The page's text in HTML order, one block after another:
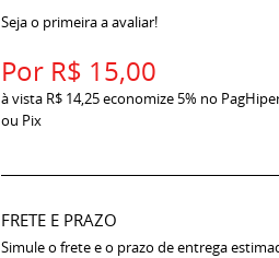
Seja o primeira a avaliar!
Por R$ 15,00
à vista R$ 14,25economize 5% no
ou Pix
FRETE E PRAZO
Simule o frete e o prazo de entrega